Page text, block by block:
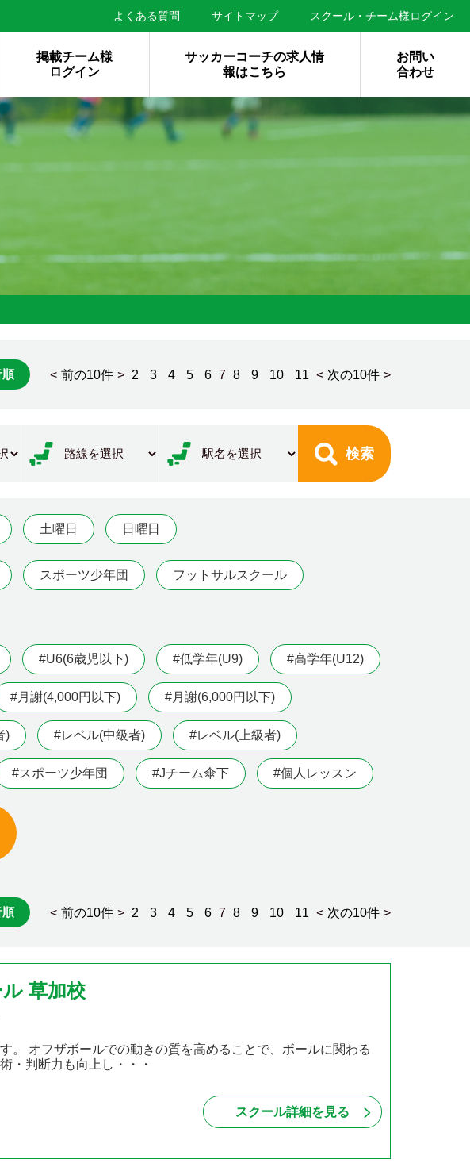
よくある質問 サイトマップ スクール・チーム様ログイン
掲載チーム様
ログイン
サッカーコーチの求人情
報はこちら
お問い
合わせ
順 < 前の10件 > 2 3 4 5 6 7 8 9 10 11 < 次の10件 >
検索
土曜日 日曜日
スポーツ少年団 フットサルスクール
#U6(6歳児以下) #低学年(U9) #高学年(U12)
#月謝(4,000円以下) #月謝(6,000円以下)
) #レベル(中級者) #レベル(上級者)
#スポーツ少年団 #Jチーム傘下 #個人レッスン
順 < 前の10件 > 2 3 4 5 6 7 8 9 10 11 < 次の10件 >
草加校
。 オフザボールでの動きの質を高めることで、ボールに関わる
・判断力も向上し・・・
スクール詳細を見る